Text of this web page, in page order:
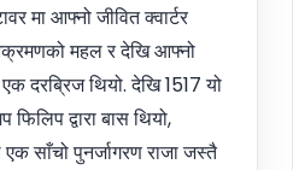
मा आफ्नो जीवित क्वार्टर
महल र देखि आफ्नो
एक दरब्रिज थियो. देखि 1517 यो
द्वारा बास थियो,
साँचो पुनर्जागरण राजा जस्तै